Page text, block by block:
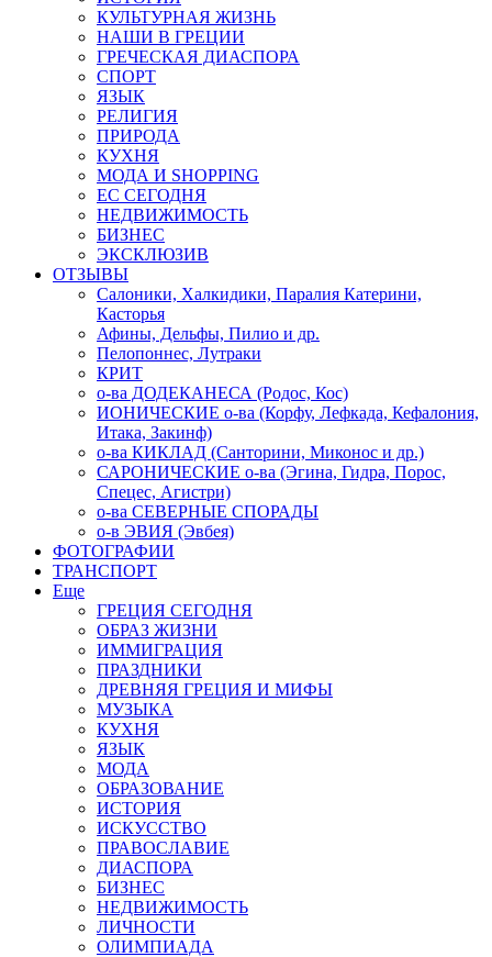
КУЛЬТУРНАЯ ЖИЗНЬ
НАШИ В ГРЕЦИИ
ГРЕЧЕСКАЯ ДИАСПОРА
СПОРТ
ЯЗЫК
РЕЛИГИЯ
ПРИРОДА
КУХНЯ
МОДА И SHOPPING
ЕС СЕГОДНЯ
НЕДВИЖИМОСТЬ
БИЗНЕС
ЭКСКЛЮЗИВ
ОТЗЫВЫ
Салоники, Халкидики, Паралия Катерини,
Касторья
Афины, Дельфы, Пилио и др.
Пелопоннес, Лутраки
КРИТ
о-ва ДОДЕКАНЕСА (Родос, Кос)
ИОНИЧЕСКИЕ о-ва (Корфу, Лефкада, Кефалония,
Итака, Закинф)
о-ва КИКЛАД (Санторини, Миконос и др.)
САРОНИЧЕСКИЕ о-ва (Эгина, Гидра, Порос,
Спецес, Агистри)
о-ва СЕВЕРНЫЕ СПОРАДЫ
о-в ЭВИЯ (Эвбея)
ФОТОГРАФИИ
ТРАНСПОРТ
Еще
ГРЕЦИЯ СЕГОДНЯ
ОБРАЗ ЖИЗНИ
ИММИГРАЦИЯ
ПРАЗДНИКИ
ДРЕВНЯЯ ГРЕЦИЯ И МИФЫ
МУЗЫКА
КУХНЯ
ЯЗЫК
МОДА
ОБРАЗОВАНИЕ
ИСТОРИЯ
ИСКУССТВО
ПРАВОСЛАВИЕ
ДИАСПОРА
БИЗНЕС
НЕДВИЖИМОСТЬ
ЛИЧНОСТИ
ОЛИМПИАДА